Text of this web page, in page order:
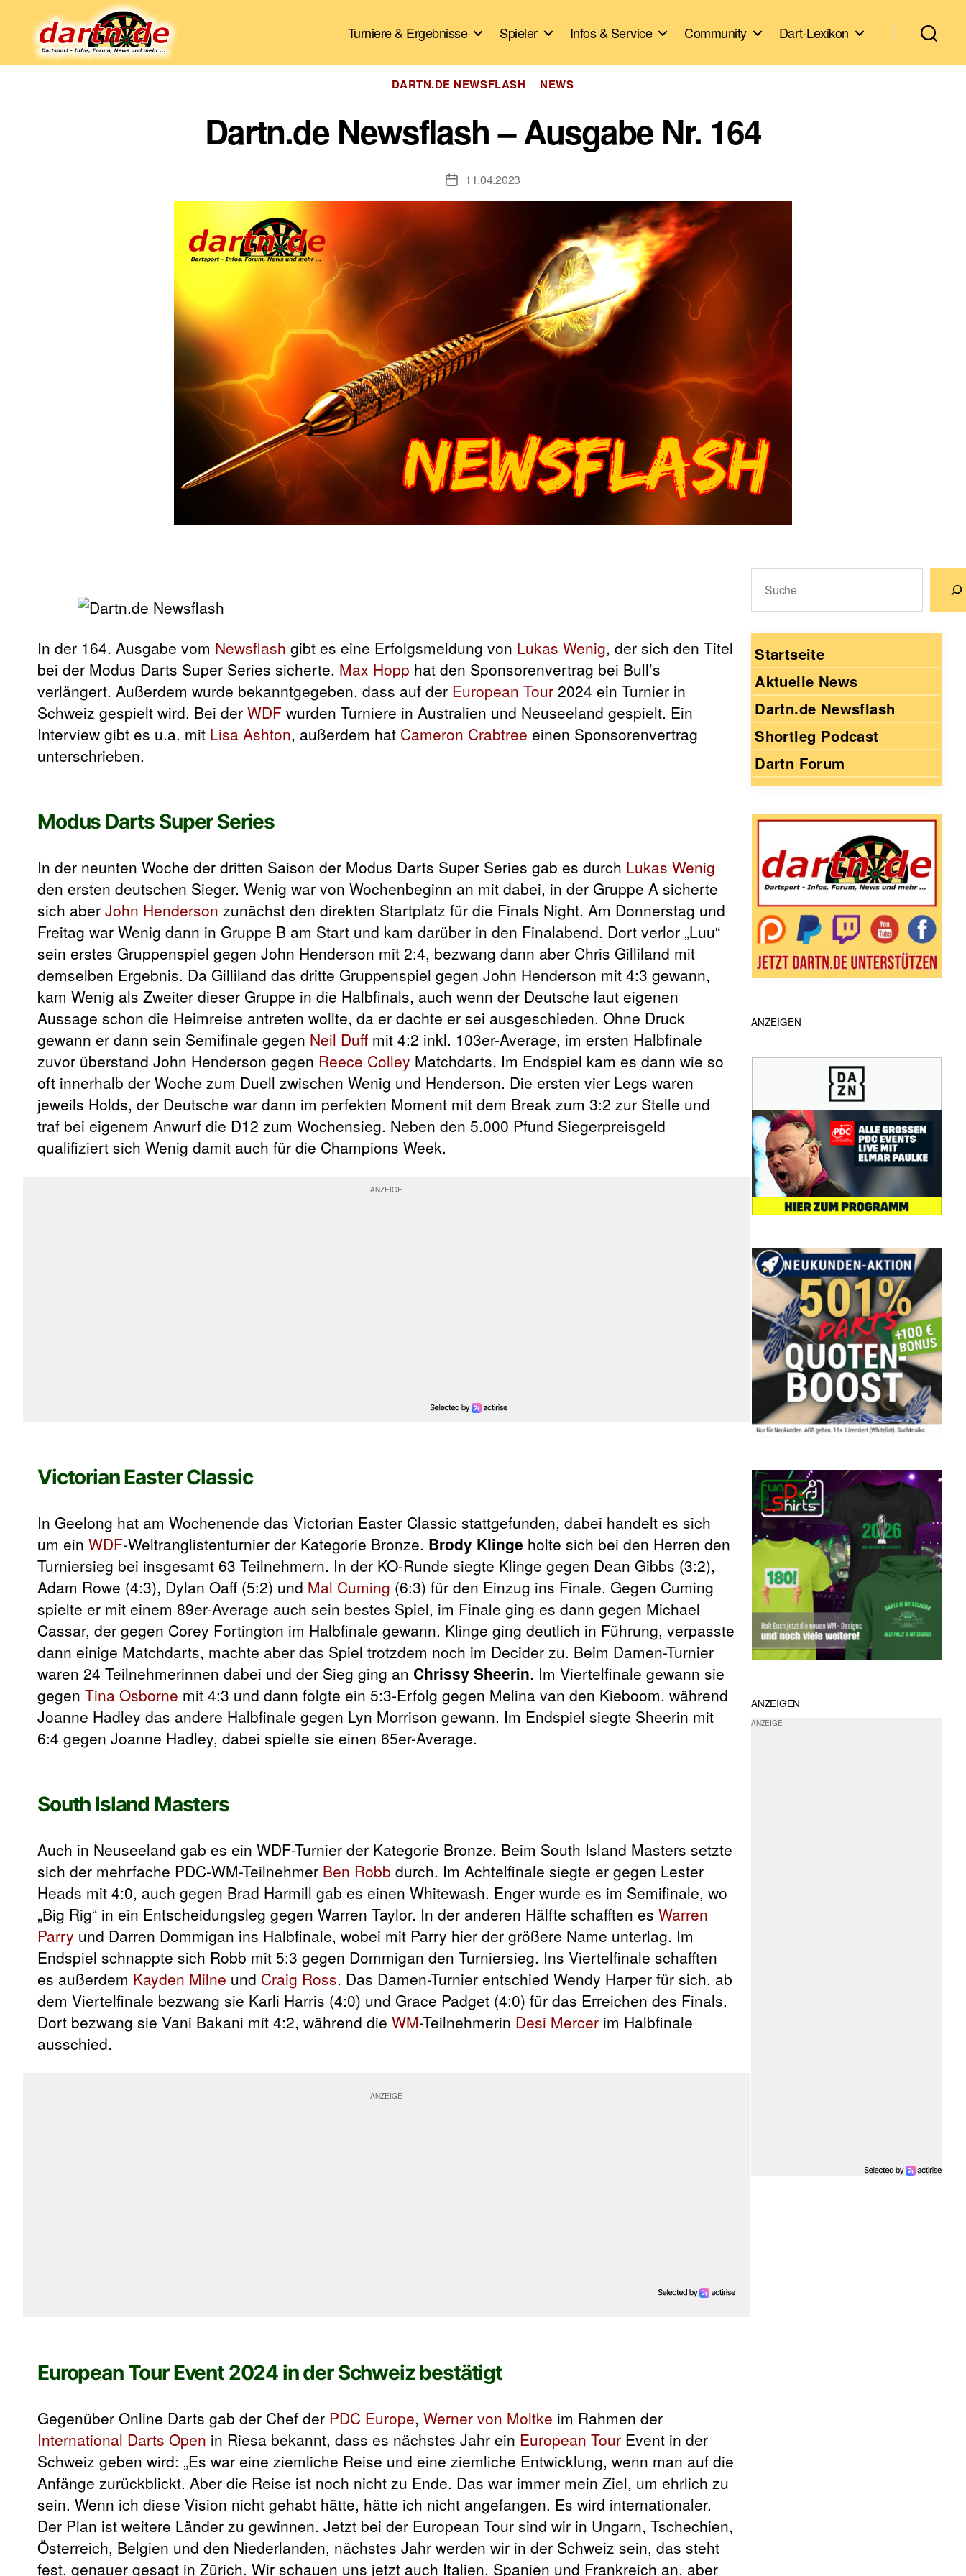
Turniere & Ergebnisse Spieler Infos & Service Community Dart-Lexikon
Kategorien
DARTN.DE NEWSFLASH NEWS
Dartn.de Newsflash – Ausgabe Nr. 164
Veröffentlichungsdatum
11.04.2023
In der 164. Ausgabe vom Newsflash gibt es eine Erfolgsmeldung von Lukas Wenig, der sich den Titel
bei der Modus Darts Super Series sicherte. Max Hopp hat den Sponsorenvertrag bei Bull’s
verlängert. Außerdem wurde bekanntgegeben, dass auf der European Tour 2024 ein Turnier in
Schweiz gespielt wird. Bei der WDF wurden Turniere in Australien und Neuseeland gespielt. Ein
Interview gibt es u.a. mit Lisa Ashton, außerdem hat Cameron Crabtree einen Sponsorenvertrag
unterschrieben.
Modus Darts Super Series
In der neunten Woche der dritten Saison der Modus Darts Super Series gab es durch Lukas Wenig
den ersten deutschen Sieger. Wenig war von Wochenbeginn an mit dabei, in der Gruppe A sicherte
sich aber John Henderson zunächst den direkten Startplatz für die Finals Night. Am Donnerstag und
Freitag war Wenig dann in Gruppe B am Start und kam darüber in den Finalabend. Dort verlor „Luu“
sein erstes Gruppenspiel gegen John Henderson mit 2:4, bezwang dann aber Chris Gilliland mit
demselben Ergebnis. Da Gilliland das dritte Gruppenspiel gegen John Henderson mit 4:3 gewann,
kam Wenig als Zweiter dieser Gruppe in die Halbfinals, auch wenn der Deutsche laut eigenen
Aussage schon die Heimreise antreten wollte, da er dachte er sei ausgeschieden. Ohne Druck
gewann er dann sein Semifinale gegen Neil Duff mit 4:2 inkl. 103er-Average, im ersten Halbfinale
zuvor überstand John Henderson gegen Reece Colley Matchdarts. Im Endspiel kam es dann wie so
oft innerhalb der Woche zum Duell zwischen Wenig und Henderson. Die ersten vier Legs waren
jeweils Holds, der Deutsche war dann im perfekten Moment mit dem Break zum 3:2 zur Stelle und
traf bei eigenem Anwurf die D12 zum Wochensieg. Neben den 5.000 Pfund Siegerpreisgeld
qualifiziert sich Wenig damit auch für die Champions Week.
Victorian Easter Classic
In Geelong hat am Wochenende das Victorian Easter Classic stattgefunden, dabei handelt es sich
um ein WDF-Weltranglistenturnier der Kategorie Bronze. Brody Klinge holte sich bei den Herren den
Turniersieg bei insgesamt 63 Teilnehmern. In der KO-Runde siegte Klinge gegen Dean Gibbs (3:2),
Adam Rowe (4:3), Dylan Oaff (5:2) und Mal Cuming (6:3) für den Einzug ins Finale. Gegen Cuming
spielte er mit einem 89er-Average auch sein bestes Spiel, im Finale ging es dann gegen Michael
Cassar, der gegen Corey Fortington im Halbfinale gewann. Klinge ging deutlich in Führung, verpasste
dann einige Matchdarts, machte aber das Spiel trotzdem noch im Decider zu. Beim Damen-Turnier
waren 24 Teilnehmerinnen dabei und der Sieg ging an Chrissy Sheerin. Im Viertelfinale gewann sie
gegen Tina Osborne mit 4:3 und dann folgte ein 5:3-Erfolg gegen Melina van den Kieboom, während
Joanne Hadley das andere Halbfinale gegen Lyn Morrison gewann. Im Endspiel siegte Sheerin mit
6:4 gegen Joanne Hadley, dabei spielte sie einen 65er-Average.
South Island Masters
Auch in Neuseeland gab es ein WDF-Turnier der Kategorie Bronze. Beim South Island Masters setzte
sich der mehrfache PDC-WM-Teilnehmer Ben Robb durch. Im Achtelfinale siegte er gegen Lester
Heads mit 4:0, auch gegen Brad Harmill gab es einen Whitewash. Enger wurde es im Semifinale, wo
„Big Rig“ in ein Entscheidungsleg gegen Warren Taylor. In der anderen Hälfte schafften es Warren
Parry und Darren Dommigan ins Halbfinale, wobei mit Parry hier der größere Name unterlag. Im
Endspiel schnappte sich Robb mit 5:3 gegen Dommigan den Turniersieg. Ins Viertelfinale schafften
es außerdem Kayden Milne und Craig Ross. Das Damen-Turnier entschied Wendy Harper für sich, ab
dem Viertelfinale bezwang sie Karli Harris (4:0) und Grace Padget (4:0) für das Erreichen des Finals.
Dort bezwang sie Vani Bakani mit 4:2, während die WM-Teilnehmerin Desi Mercer im Halbfinale
ausschied.
European Tour Event 2024 in der Schweiz bestätigt
Gegenüber Online Darts gab der Chef der PDC Europe, Werner von Moltke im Rahmen der
International Darts Open in Riesa bekannt, dass es nächstes Jahr ein European Tour Event in der
Schweiz geben wird: „Es war eine ziemliche Reise und eine ziemliche Entwicklung, wenn man auf die
Anfänge zurückblickt. Aber die Reise ist noch nicht zu Ende. Das war immer mein Ziel, um ehrlich zu
sein. Wenn ich diese Vision nicht gehabt hätte, hätte ich nicht angefangen. Es wird internationaler.
Der Plan ist weitere Länder zu gewinnen. Jetzt bei der European Tour sind wir in Ungarn, Tschechien,
Österreich, Belgien und den Niederlanden, nächstes Jahr werden wir in der Schweiz sein, das steht
fest, genauer gesagt in Zürich. Wir schauen uns jetzt auch Italien, Spanien und Frankreich an, aber
Startseite
Aktuelle News
Dartn.de Newsflash
Shortleg Podcast
Dartn Forum
ANZEIGEN
ANZEIGEN